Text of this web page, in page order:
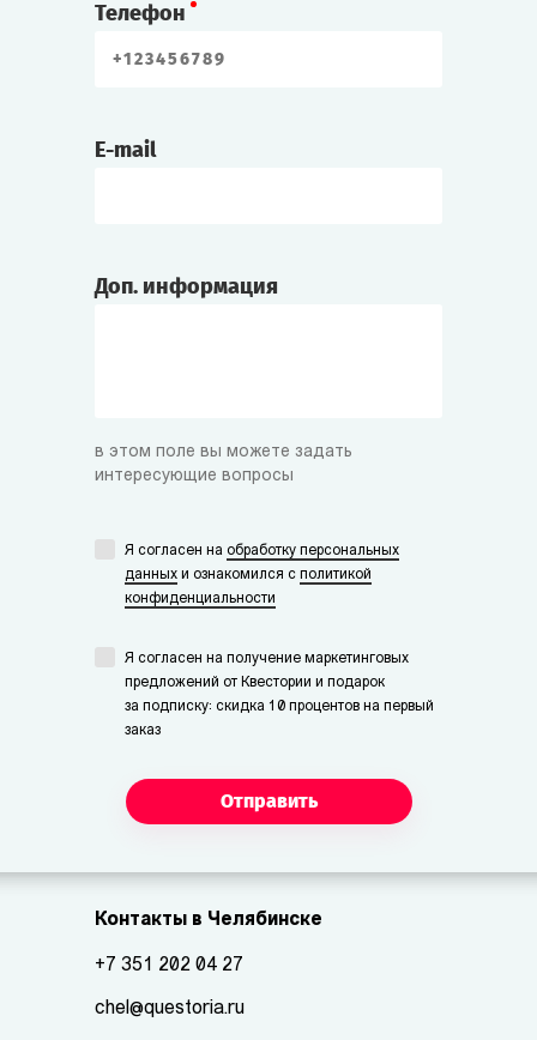
Телефон
E-mail
Доп. информация
в этом поле вы можете задать
интересующие вопросы
Я согласен на обработку персональных
данных и ознакомился с политикой
конфиденциальности
Я согласен на получение маркетинговых
предложений от Квестории и подарок
за подписку: скидка 10 процентов на первый
заказ
Отправить
Контакты в Челябинске
+7 351 202 04 27
chel@questoria.ru